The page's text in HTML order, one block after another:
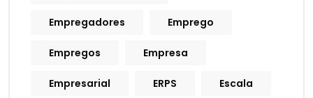
Empregadores Emprego
Empregos Empresa
Empresarial ERPS Escala